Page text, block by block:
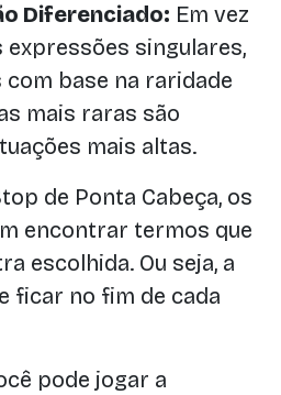
Diferenciado: Em vez
expressões singulares,
base na raridade
mais raras são
mais altas.
de Ponta Cabeça, os
encontrar termos que
escolhida. Ou seja, a
ficar no fim de cada
pode jogar a